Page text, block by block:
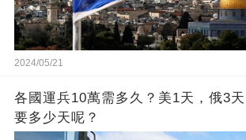
2024/05/21
各國運兵10萬需多久？美1天，俄3
要多少天呢？